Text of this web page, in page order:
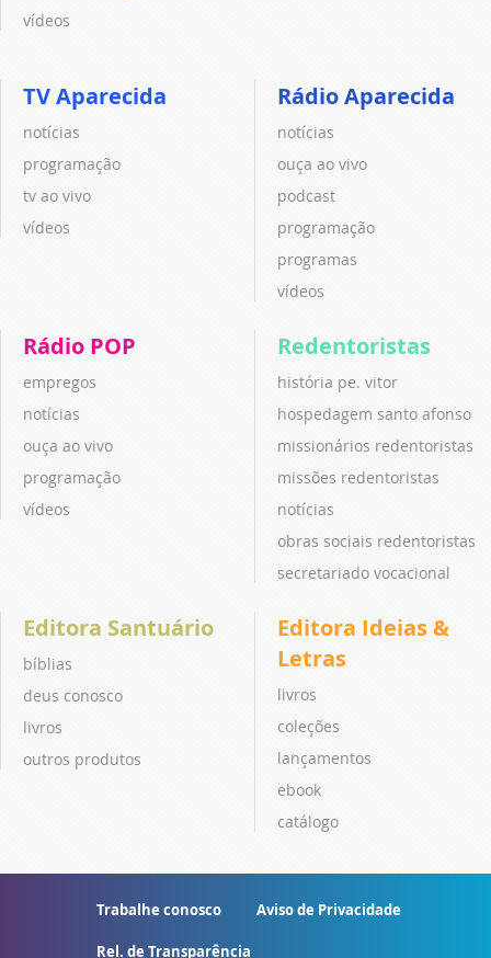
vídeos
TV Aparecida
notícias
programação
tv ao vivo
vídeos
Rádio Aparecida
notícias
ouça ao vivo
podcast
programação
programas
vídeos
Rádio POP
empregos
notícias
ouça ao vivo
programação
vídeos
Redentoristas
história pe. vitor
hospedagem santo afonso
missionários redentoristas
missões redentoristas
notícias
obras sociais redentoristas
secretariado vocacional
Editora Santuário
bíblias
deus conosco
livros
outros produtos
Editora Ideias &
Letras
livros
coleções
lançamentos
ebook
catálogo
Trabalhe conosco Aviso de Privacidade
Rel. de Transparência